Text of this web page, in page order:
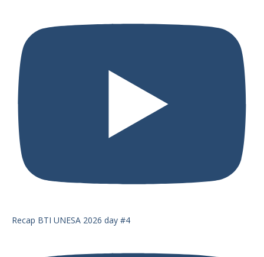
Recap BTI UNESA 2026 day #4